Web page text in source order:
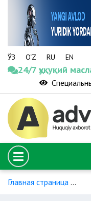
ЎЗ O‘Z RU EN
24/7 ҳуқуқий
Главная страница